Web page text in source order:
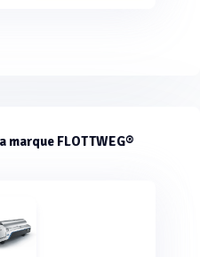
FLOTTWEG®